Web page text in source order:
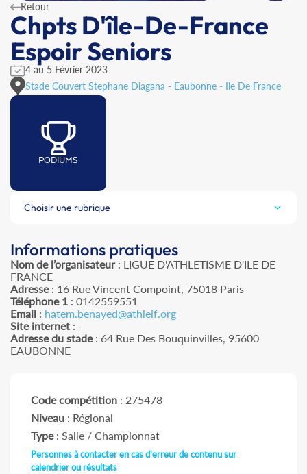
Retour
Chpts D'île-De-France
Espoir Seniors
4 au 5 Février 2023
Stade Couvert Stephane Diagana - Eaubonne - Ile De France
PODIUMS
Choisir une rubrique
Informations pratiques
Nom de l’organisateur: LIGUE D'ATHLETISME D'ILE DE
FRANCE
Adresse: 16 Rue Vincent Compoint, 75018 Paris
Téléphone 1 : 0142559551
Email : hatem.benayed@athleif.org
Site internet : -
Adresse du stade: 64 Rue Des Bouquinvilles, 95600
EAUBONNE
Code compétition : 275478
Niveau : Régional
Type: Salle / Championnat
Personnes à contacter en cas d'erreur de contenu sur
calendrier ou résultats